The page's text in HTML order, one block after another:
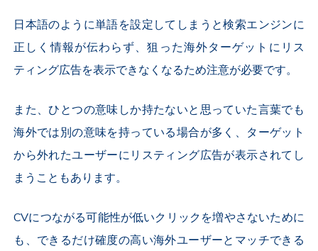
日本語のように単語を設定してしまうと検索エンジンに
正しく情報が伝わらず、狙った海外ターゲットにリス
ティング広告を表示できなくなるため注意が必要です。
また、ひとつの意味しか持たないと思っていた言葉でも
海外では別の意味を持っている場合が多く、ターゲット
から外れたユーザーにリスティング広告が表示されてし
まうこともあります。
CVにつながる可能性が低いクリックを増やさないために
も、できるだけ確度の高い海外ユーザーとマッチできる